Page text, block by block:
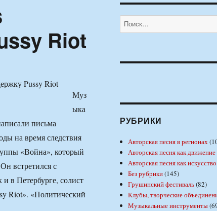
Riot
Муз
ыка
письма
на время следствия
«Война», который
встретился с
в Петербурге, солист
Riot». «Политический
Искать:
РУБРИКИ
Авторская песня в регионах
Авторская песня как движение
Авторская песня как искусство
Без рубрики(145)
Грушинский фестиваль(82)
Клубы, творческие
Музыкальные инструменты